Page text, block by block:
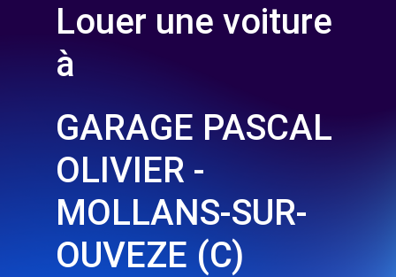
Louer une voiture
à
GARAGE PASCAL
OLIVIER -
MOLLANS-SUR-
OUVEZE (C)